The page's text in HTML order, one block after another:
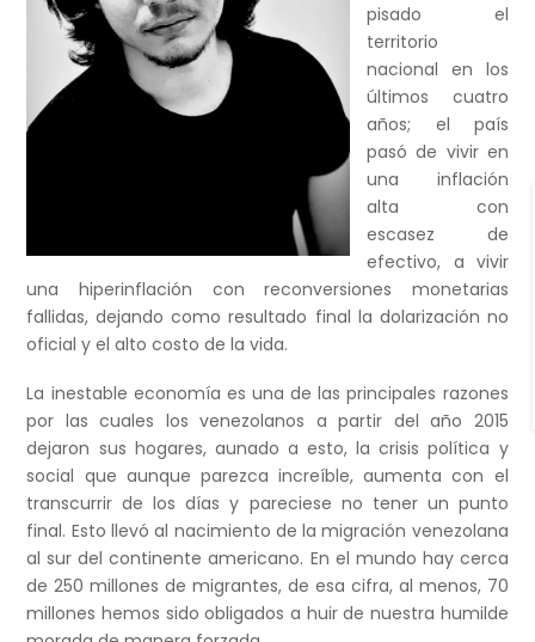
pisado el
territorio
nacional en los
últimos cuatro
años; el país
pasó de vivir en
una inflación
alta con
escasez de
efectivo, a vivir
una hiperinflación con reconversiones monetarias
fallidas, dejando como resultado final la dolarización no
oficial y el alto costo de la vida.
La inestable economía es una de las principales razones
por las cuales los venezolanos a partir del año 2015
dejaron sus hogares, aunado a esto, la crisis política y
social que aunque parezca increíble, aumenta con el
transcurrir de los días y pareciese no tener un punto
final. Esto llevó al nacimiento de la migración venezolana
al sur del continente americano. En el mundo hay cerca
de 250 millones de migrantes, de esa cifra, al menos, 70
millones hemos sido obligados a huir de nuestra humilde